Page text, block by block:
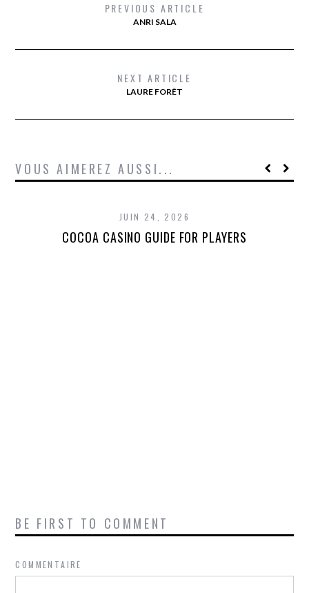
PREVIOUS ARTICLE
ANRI SALA
NEXT ARTICLE
LAURE FORÊT
VOUS AIMEREZ AUSSI...
JUIN 24, 2026
COCOA CASINO GUIDE FOR PLAYERS
BE FIRST TO COMMENT
COMMENTAIRE